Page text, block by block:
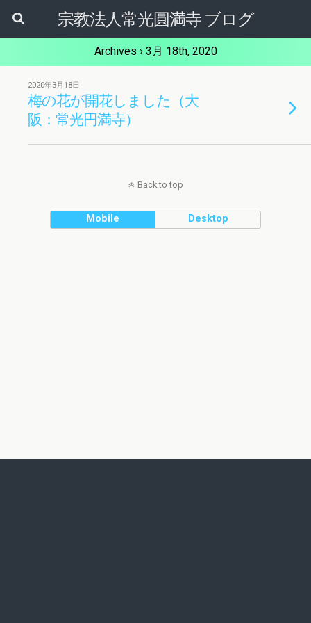
宗教法人常光圓満寺 ブログ
Archives › 3月 18th, 2020
2020年3月18日
梅の花が開花しました（大
阪：常光円満寺）
Back to top
Mobile Desktop